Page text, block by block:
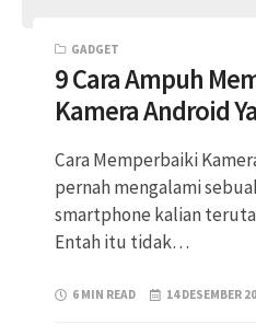
GADGET
9 Cara Ampuh
Kamera Android
Cara Memperbaiki
pernah mengalami
smartphone kalian
Entah itu tidak…
6 MIN READ 14 DESEMBER